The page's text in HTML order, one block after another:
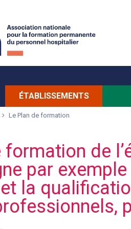
ÉTABLISSEMENTS
Le Plan de formation
formation de
par
la